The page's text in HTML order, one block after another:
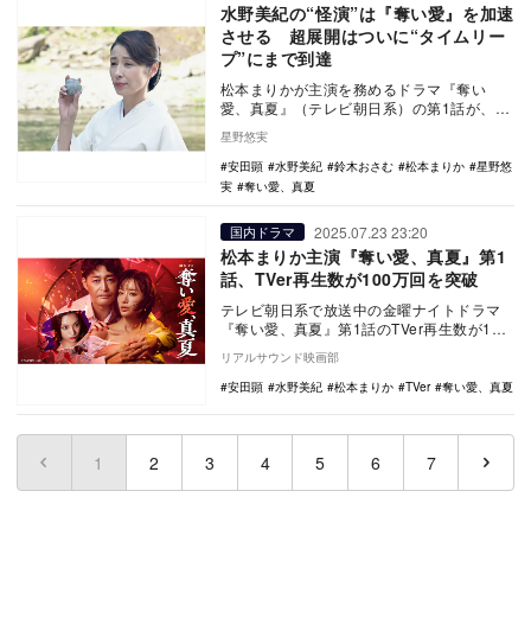
水野美紀の“怪演”は『奪い愛』を加速
させる 超展開はついに“タイムリー
プ”にまで到達
松本まりかが主演を務めるドラマ『奪い
愛、真夏』（テレビ朝日系）の第1話が、7
月18日に放送された。本作は、鈴木おさむ
が脚本をつと…
星野悠実
安田顕
水野美紀 鈴木おさむ 松本まりか
星野悠
実
奪い愛、真夏
国内ドラマ 2025.07.23 23:20
松本まりか主演『奪い愛、真夏』第1
話、TVer再生数が100万回を突破
テレビ朝日系で放送中の金曜ナイトドラマ
『奪い愛、真夏』第1話のTVer再生数が100
万回を突破した。（※） TVerで『奪い愛…
リアルサウンド映画部
安田顕
水野美紀 松本まりか TVer 奪い愛、真夏
1 (current)
2 3 4 5 6 7